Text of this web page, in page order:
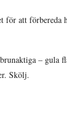
för att
–
Skölj.